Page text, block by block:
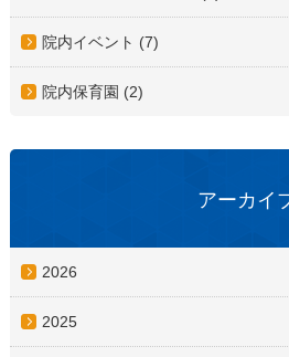
院内イベント (7)
院内保育園 (2)
アーカイ
2026
2025